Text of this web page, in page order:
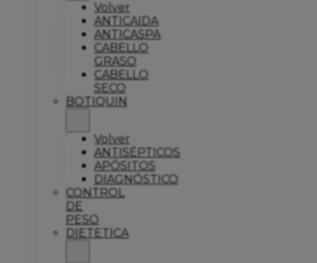
Volver
ANTICAIDA
ANTICASPA
CABELLO
GRASO
CABELLO
SECO
BOTIQUIN
Volver
ANTISÉPTICOS
APÓSITOS
DIAGNÓSTICO
CONTROL
DE
PESO
DIETETICA